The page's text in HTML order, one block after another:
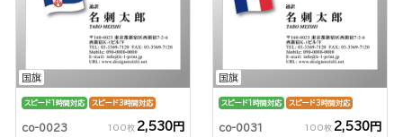
国旗
スピード1時間対応 スピード3時間対応
co-0023 100枚 2,530円
国旗
スピード1時間対応 スピード3時間対応
co-0031 100枚 2,530円